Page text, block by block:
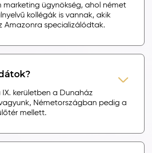
marketing ügynökség, ahol német
kollégák is vannak, akik
Amazonra specializálódtak.
kerületben a Dunaház
Németországban pedig a
mellett.